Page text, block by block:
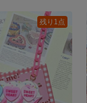
残り1点